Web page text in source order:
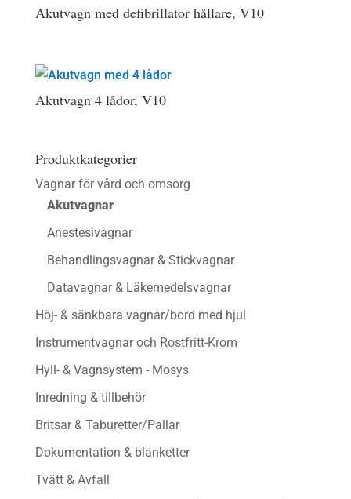
Akutvagn med defibrillator hållare, V10
Akutvagn 4 lådor, V10
Produktkategorier
Vagnar för vård och omsorg
Akutvagnar
Anestesivagnar
Behandlingsvagnar & Stickvagnar
Datavagnar & Läkemedelsvagnar
Höj- & sänkbara vagnar/bord med hjul
Instrumentvagnar och Rostfritt-Krom
Hyll- & Vagnsystem - Mosys
Inredning & tillbehör
Britsar & Taburetter/Pallar
Dokumentation & blanketter
Tvätt & Avfall